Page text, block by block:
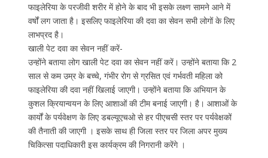
फाइलेरिया के परजीवी शरीर में होने के बाद भी इसके लक्ष्ण सामने आने में
वर्षों लग जाता है। इसलिए फाइलेरिया की दवा का सेवन सभी लोगों के लिए
लाभप्रद है।
खाली पेट दवा का सेवन नहीं करें-
उन्होंने बताया लोग खाली पेट दवा का सेवन नहीं करें। उन्होंने बताया कि 2
साल से कम उम्र के बच्चे, गंभीर रोग से ग्रसित एवं गर्भवती महिला को
फाइलेरिया की दवा नहीं खिलाई जाएगी। उन्होंने बताया कि अभियान के
कुशल क्रियान्वयन के लिए आशाओं की टीम बनाई जाएगी। है। आशाओं के
कार्यों के पर्यवेक्षण के लिए डबल्यूएचओ से हर पीएचसी स्तर पर पर्यवेक्षकों
की तैनाती की जाएगी । इसके साथ ही जिला स्तर पर जिला अपर मुख्य
चिकित्सा पदाधिकारी इस कार्यक्रम की निगरानी करेंगे ।